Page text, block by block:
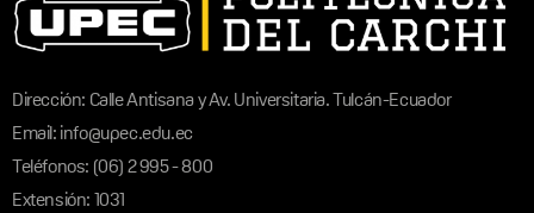
Dirección: Calle Antisana y Av. Universitaria. Tulcán-Ecuador
Email: info@upec.edu.ec
Teléfonos: (06) 2 995 - 800
Extensión: 1031